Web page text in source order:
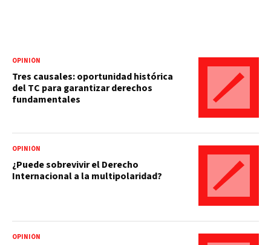
OPINIÓN
Tres causales: oportunidad histórica
del TC para garantizar derechos
fundamentales
OPINIÓN
¿Puede sobrevivir el Derecho
Internacional a la multipolaridad?
OPINIÓN